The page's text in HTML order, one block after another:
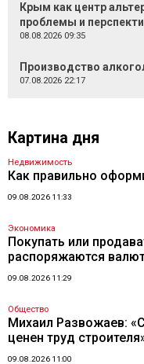
Крым как центр
проблемы и
08.08.2026 09:35
Производство
07.08.2026 22:17
Картина дня
Недвижимость
Как правильно
09.08.2026 11:33
Экономика
Покупать или
распоряжаются
09.08.2026 11:29
Общество
Михаил Развожаев:
ценен труд
09.08.2026 11:00